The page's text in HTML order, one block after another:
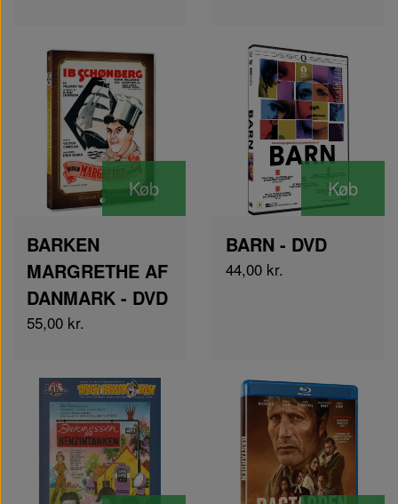
Køb
BARKEN
MARGRETHE AF
DANMARK - DVD
55,00 kr.
Køb
BARN - DVD
44,00 kr.